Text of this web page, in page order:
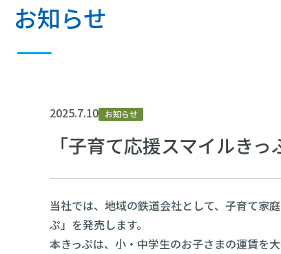
お知らせ
2025.7.10 お知らせ
「子育て応援スマイルき
当社では、地域の鉄道会社として、子育て家
ぷ」を発売します。
本きっぷは、小・中学生のお子さまの運賃を